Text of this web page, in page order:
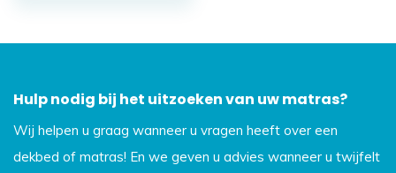
Hulp nodig bij het uitzoeken van uw matras?
Wij helpen u graag wanneer u vragen heeft over een
dekbed of matras! En we geven u advies wanneer u twijfelt